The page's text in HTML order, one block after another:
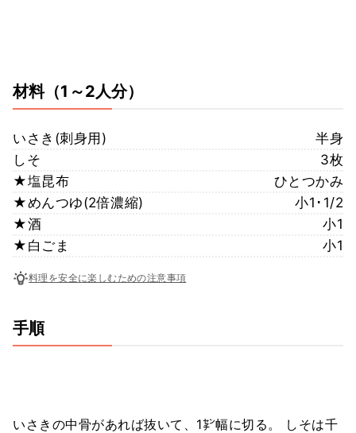
材料（1～2人分）
いさき(刺身用)
半身
しそ
3枚
★塩昆布
ひとつかみ
★めんつゆ(2倍濃縮)
小1･1/2
★酒
小1
★白ごま
小1
料理を安全に楽しむための注意事項
手順
いさきの中骨があれば抜いて、1㌢幅に切る。 しそは千